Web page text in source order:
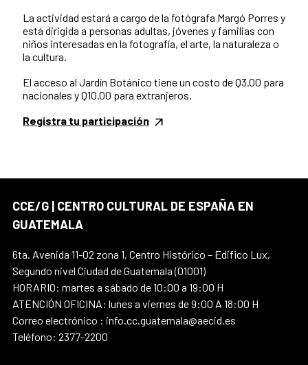
La actividad estará a cargo de la fotógrafa Margó Porres y
está dirigida a personas adultas, jóvenes y familias con
niños interesadas en la fotografía, el arte, la naturaleza o
la cultura.
El acceso al Jardín Botánico tiene un costo de Q3.00 para
nacionales y Q10.00 para extranjeros.
Registra tu participación
CCE/G | CENTRO CULTURAL DE ESPAÑA EN
GUATEMALA
6ta. Avenida 11-02 zona 1, Centro Histórico – Edifico Lux,
Segundo nivel Ciudad de Guatemala (01001)
HORARIO: martes a sábado de 10:00 a 19:00 H
ATENCIÓN OFICINA: lunes a viernes de 9:00 A 18:00 H
Correo electrónico : info.cc.guatemala@aecid.es
Teléfono: 2377-2200